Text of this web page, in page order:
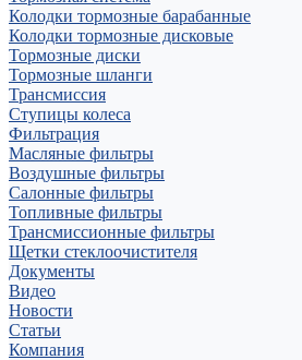
Колодки тормозные барабанные
Колодки тормозные дисковые
Тормозные диски
Тормозные шланги
Трансмиссия
Ступицы колеса
Фильтрация
Масляные фильтры
Воздушные фильтры
Салонные фильтры
Топливные фильтры
Трансмиссионные фильтры
Щетки стеклоочистителя
Документы
Видео
Новости
Статьи
Компания